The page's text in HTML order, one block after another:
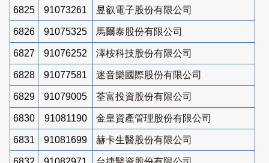
6825 91073261 昱叡電子股份有限公司
6826 91075325 馬爾泰股份有限公司
6827 91076252 澤桉科技股份有限公司
6828 91077581 迷音樂國際股份有限公司
6829 91079005 荃富投資股份有限公司
6830 91081190 金皇資產管理股份有限公司
6831 91081699 赫卡生醫股份有限公司